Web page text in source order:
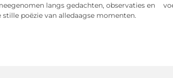
langs gedachten, observaties en
stille poëzie van alledaagse momenten.